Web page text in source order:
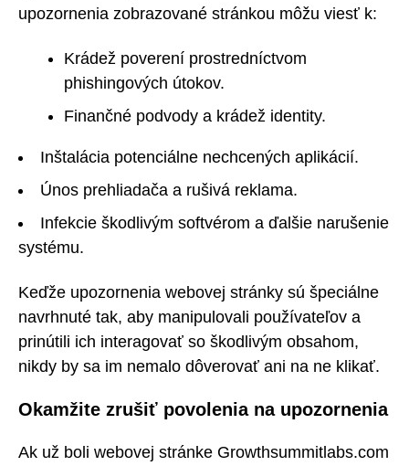
upozornenia zobrazované stránkou môžu viesť k:
Krádež poverení prostredníctvom
phishingových útokov.
Finančné podvody a krádež identity.
Inštalácia potenciálne nechcených aplikácií.
Únos prehliadača a rušivá reklama.
Infekcie škodlivým softvérom a ďalšie narušenie
systému.
Keďže upozornenia webovej stránky sú špeciálne
navrhnuté tak, aby manipulovali používateľov a
prinútili ich interagovať so škodlivým obsahom,
nikdy by sa im nemalo dôverovať ani na ne klikať.
Okamžite zrušiť povolenia na upozornenia
Ak už boli webovej stránke Growthsummitlabs.com